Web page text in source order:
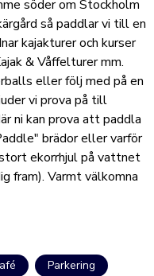
söder om Stockholm
så paddlar vi till en
kajakturer och kurser
& Våffelturer mm.
eller följ med på en
vi prova på till
ni kan prova att paddla
brädor eller varför
ekorrhjul på vattnet
fram). Varmt välkomna
Parkering